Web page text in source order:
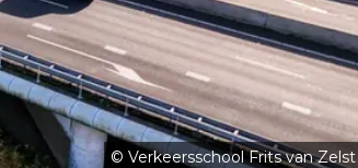
© Verkeersschool Frits van Zelst